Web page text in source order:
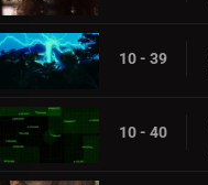
10 - 39
10 - 40